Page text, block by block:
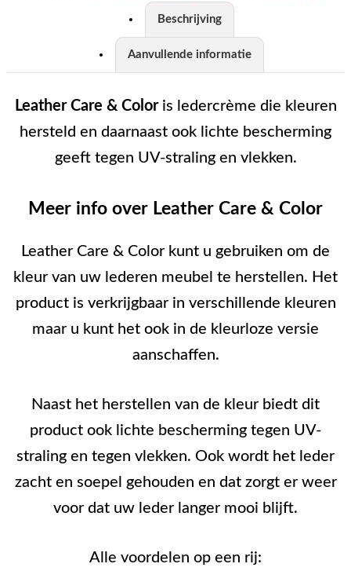
Beschrijving
Aanvullende informatie
Leather Care & Coloris ledercrème die kleuren
hersteld en daarnaast ook lichte bescherming
geeft tegen UV-straling en vlekken.
Meer info over Leather Care & Color
Leather Care & Color kunt u gebruiken om de
kleur van uw lederen meubel te herstellen. Het
product is verkrijgbaar in verschillende kleuren
maar u kunt het ook in de kleurloze versie
aanschaffen.
Naast het herstellen van de kleur biedt dit
product ook lichte bescherming tegen UV-
straling en tegen vlekken. Ook wordt het leder
zacht en soepel gehouden en dat zorgt er weer
voor dat uw leder langer mooi blijft.
Alle voordelen op een rij: